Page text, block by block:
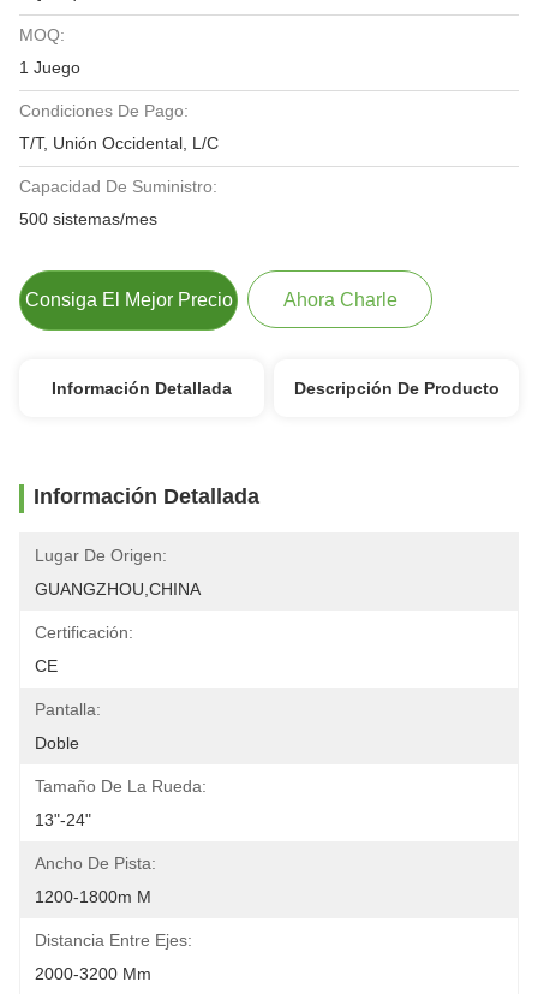
MOQ:
1 Juego
Condiciones De Pago:
T/T, Unión Occidental, L/C
Capacidad De Suministro:
500 sistemas/mes
Consiga El Mejor Precio Ahora Charle
Información Detallada Descripción De Producto
Información Detallada
Lugar De Origen:
GUANGZHOU,CHINA
Certificación:
CE
Pantalla:
Doble
Tamaño De La Rueda:
13"-24"
Ancho De Pista:
1200-1800m M
Distancia Entre Ejes:
2000-3200 Mm